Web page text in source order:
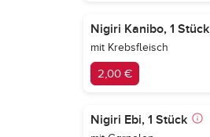
Nigiri Kanibo, 1 Stück
mit Krebsfleisch
2,00 €
Nigiri Ebi, 1 Stück